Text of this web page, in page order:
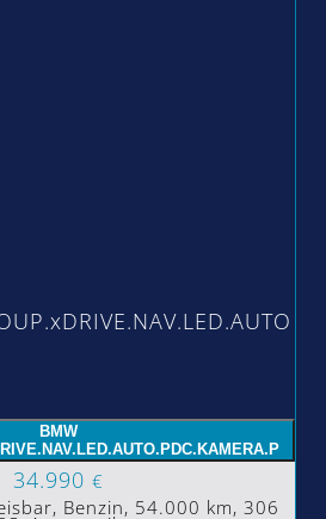
BMW
34.990 €
Benzin, 54.000 km, 306